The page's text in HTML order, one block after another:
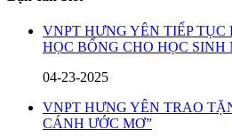
VNPT HƯNG YÊN TIẾP
HỌC BỔNG CHO HỌC
04-23-2025
VNPT HƯNG YÊN TRAO
CÁNH ƯỚC MƠ”